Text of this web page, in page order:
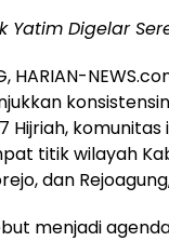
Yatim Digelar
HARIAN-
Hijriah,
titik wilayah
dan
menjadi